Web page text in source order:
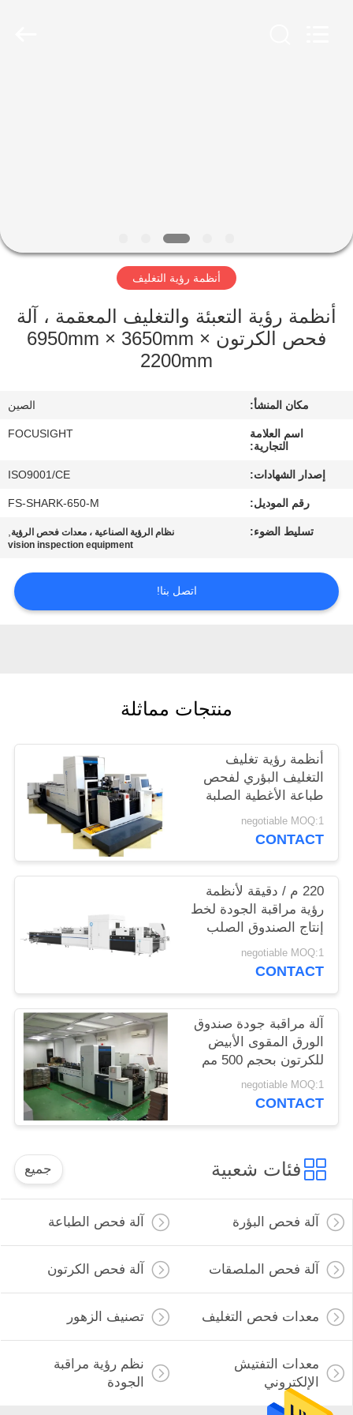
جولة
المعمل
الجودة
اطلب
اقتباس
POLICY
أنظمة رؤية التغليف
أنظمة رؤية التعبئة والتغليف المعقمة ، آلة
فحص الكرتون 6950mm × 3650mm ×
2200mm
مكان المنشأ: الصين
اسم العلامة
التجارية:
FOCUSIGHT
إصدار الشهادات: ISO9001/CE
رقم الموديل: FS-SHARK-650-M
تسليط الضوء: نظام الرؤية الصناعية ، معدات فحص الرؤية,
vision inspection equipment
اتصل بنا!
منتجات مماثلة
أنظمة رؤية تغليف
التغليف البؤري لفحص
طباعة الأغطية الصلبة
للصناديق
negotiable MOQ:1
CONTACT
220 م / دقيقة لأنظمة
رؤية مراقبة الجودة لخط
إنتاج الصندوق الصلب
negotiable MOQ:1
CONTACT
آلة مراقبة جودة صندوق
الورق المقوى الأبيض
للكرتون بحجم 500 مم
negotiable MOQ:1
CONTACT
فئات شعبية جميع
آلة فحص البؤرة آلة فحص الطباعة
آلة فحص الملصقات آلة فحص الكرتون
معدات فحص التغليف تصنيف الزهور
معدات التفتيش
الإلكتروني
نظم رؤية مراقبة
الجودة